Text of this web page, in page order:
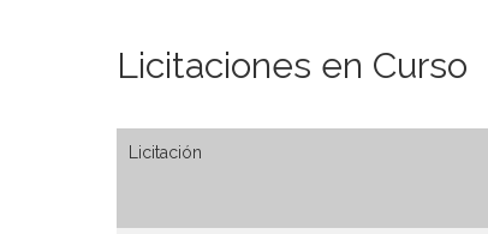
Licitaciones en Curso
Licitación